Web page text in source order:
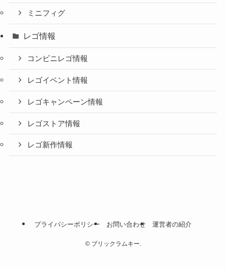
ミニフィグ
レゴ情報
コンビニレゴ情報
レゴイベント情報
レゴキャンペーン情報
レゴストア情報
レゴ新作情報
プライバシーポリシー お問い合わせ 運営者の紹介
©ブリックラムキー.